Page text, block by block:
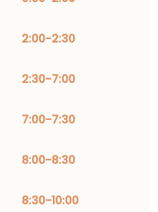
2:00-2:30
2:30-7:00
7:00-7:30
8:00-8:30
8:30-10:00